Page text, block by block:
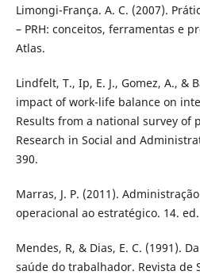
Limongi-França. A. C. (2007).
– PRH: conceitos, ferramentas e
Atlas.
Lindfelt, T., Ip, E. J., Gomez, A., &
impact of work-life balance on
Results from a national survey of
Research in Social and
390.
Marras, J. P. (2011).
operacional ao estratégico. 14. ed.
Mendes, R, & Dias, E. C. (1991).
saúde do trabalhador. Revista de